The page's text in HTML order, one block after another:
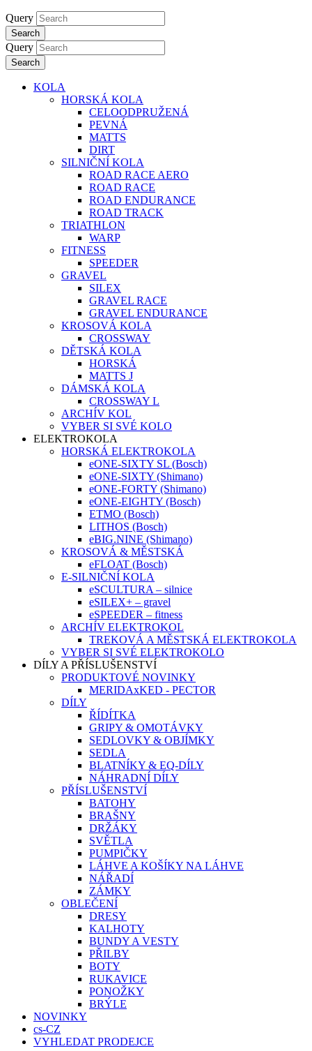
Query
Search
Query
Search
KOLA
HORSKÁ KOLA
CELOODPRUŽENÁ
PEVNÁ
MATTS
DIRT
SILNIČNÍ KOLA
ROAD RACE AERO
ROAD RACE
ROAD ENDURANCE
ROAD TRACK
TRIATHLON
WARP
FITNESS
SPEEDER
GRAVEL
SILEX
GRAVEL RACE
GRAVEL ENDURANCE
KROSOVÁ KOLA
CROSSWAY
DĚTSKÁ KOLA
HORSKÁ
MATTS J
DÁMSKÁ KOLA
CROSSWAY L
ARCHÍV KOL
VYBER SI SVÉ KOLO
ELEKTROKOLA
HORSKÁ ELEKTROKOLA
eONE-SIXTY SL (Bosch)
eONE-SIXTY (Shimano)
eONE-FORTY (Shimano)
eONE-EIGHTY (Bosch)
ETMO (Bosch)
LITHOS (Bosch)
eBIG.NINE (Shimano)
KROSOVÁ & MĚSTSKÁ
eFLOAT (Bosch)
E-SILNIČNÍ KOLA
eSCULTURA – silnice
eSILEX+ – gravel
eSPEEDER – fitness
ARCHÍV ELEKTROKOL
TREKOVÁ A MĚSTSKÁ ELEKTROKOLA
VYBER SI SVÉ ELEKTROKOLO
DÍLY A PŘÍSLUŠENSTVÍ
PRODUKTOVÉ NOVINKY
MERIDAxKED - PECTOR
DÍLY
ŘÍDÍTKA
GRIPY & OMOTÁVKY
SEDLOVKY & OBJÍMKY
SEDLA
BLATNÍKY & EQ-DÍLY
NÁHRADNÍ DÍLY
PŘÍSLUŠENSTVÍ
BATOHY
BRAŠNY
DRŽÁKY
SVĚTLA
PUMPIČKY
LÁHVE A KOŠÍKY NA LÁHVE
NÁŘADÍ
ZÁMKY
OBLEČENÍ
DRESY
KALHOTY
BUNDY A VESTY
PŘILBY
BOTY
RUKAVICE
PONOŽKY
BRÝLE
NOVINKY
cs-CZ
VYHLEDAT PRODEJCE